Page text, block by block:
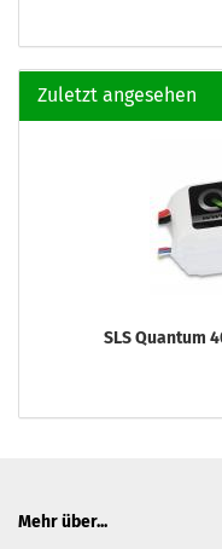
Zuletzt angesehen
SLS Quantum
Mehr über...